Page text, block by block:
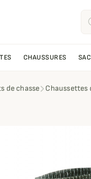
CHAUSSURES
de chasse Chaussettes